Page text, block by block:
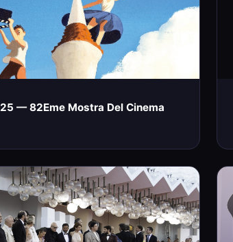
— 82Eme Mostra Del Cinema